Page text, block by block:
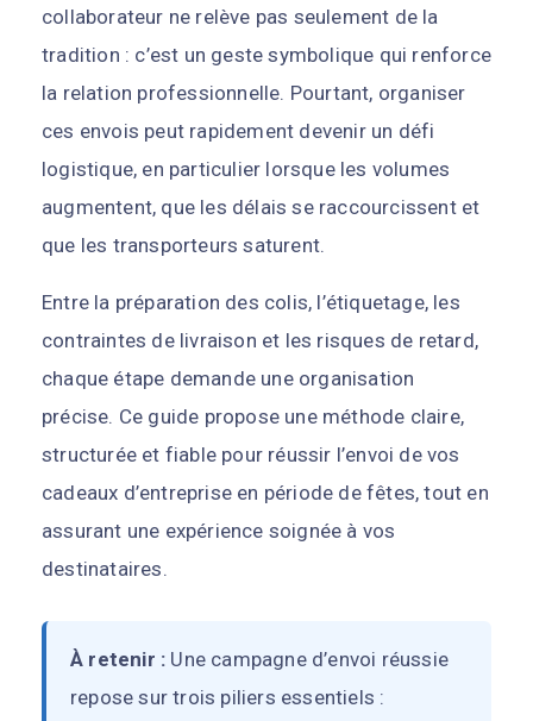
collaborateur ne relève pas seulement de la
tradition : c’est un geste symbolique qui renforce
la relation professionnelle. Pourtant, organiser
ces envois peut rapidement devenir un défi
logistique, en particulier lorsque les volumes
augmentent, que les délais se raccourcissent et
que les transporteurs saturent.
Entre la préparation des colis, l’étiquetage, les
contraintes de livraison et les risques de retard,
chaque étape demande une organisation
précise. Ce guide propose une méthode claire,
structurée et fiable pour réussir l’envoi de vos
cadeaux d’entreprise en période de fêtes, tout en
assurant une expérience soignée à vos
destinataires.
À retenir : Une campagne d’envoi réussie
repose sur trois piliers essentiels :